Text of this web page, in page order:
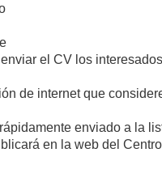
el CV los interesados
de internet que
enviado a la
en la web del